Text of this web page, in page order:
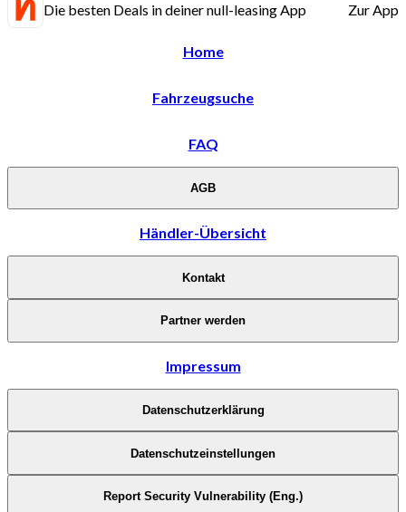
Die besten Deals in deiner null-leasing App Zur App
Home
Fahrzeugsuche
FAQ
AGB
Händler-Übersicht
Kontakt
Partner werden
Impressum
Datenschutzerklärung
Datenschutzeinstellungen
Report Security Vulnerability (Eng.)